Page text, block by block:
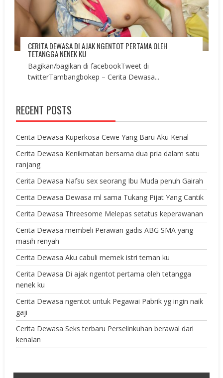
CERITA DEWASA DI AJAK NGENTOT PERTAMA OLEH
TETANGGA NENEK KU
Bagikan/bagikan di facebookTweet di
twitterTambangbokep – Cerita Dewasa...
RECENT POSTS
Cerita Dewasa Kuperkosa Cewe Yang Baru Aku Kenal
Cerita Dewasa Kenikmatan bersama dua pria dalam satu
ranjang
Cerita Dewasa Nafsu sex seorang Ibu Muda penuh Gairah
Cerita Dewasa Dewasa ml sama Tukang Pijat Yang Cantik
Cerita Dewasa Threesome Melepas setatus keperawanan
Cerita Dewasa membeli Perawan gadis ABG SMA yang
masih renyah
Cerita Dewasa Aku cabuli memek istri teman ku
Cerita Dewasa Di ajak ngentot pertama oleh tetangga
nenek ku
Cerita Dewasa ngentot untuk Pegawai Pabrik yg ingin naik
gaji
Cerita Dewasa Seks terbaru Perselinkuhan berawal dari
kenalan